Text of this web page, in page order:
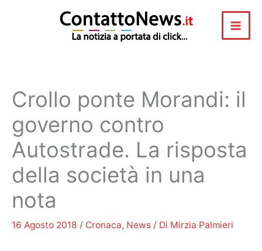
Crollo ponte Morandi: il
governo contro
Autostrade. La risposta
della società in una
nota
16 Agosto 2018 / Cronaca, News / Di Mirzia Palmieri